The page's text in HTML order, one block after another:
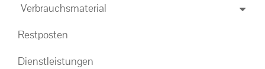
Verbrauchsmaterial
Restposten
Dienstleistungen